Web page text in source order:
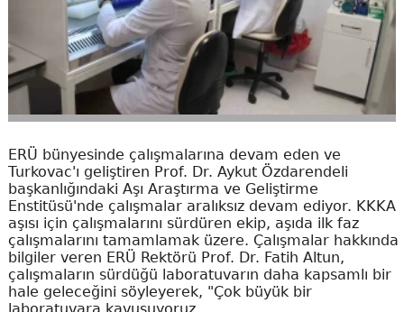
ERÜ bünyesinde çalışmalarına devam eden ve
Turkovac'ı geliştiren Prof. Dr. Aykut Özdarendeli
başkanlığındaki Aşı Araştırma ve Geliştirme
Enstitüsü'nde çalışmalar aralıksız devam ediyor. KKKA
aşısı için çalışmalarını sürdüren ekip, aşıda ilk faz
çalışmalarını tamamlamak üzere. Çalışmalar hakkında
bilgiler veren ERÜ Rektörü Prof. Dr. Fatih Altun,
çalışmaların sürdüğü laboratuvarın daha kapsamlı bir
hale geleceğini söyleyerek, "Çok büyük bir